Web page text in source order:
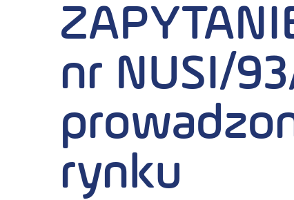
nr NUSI/
rynku